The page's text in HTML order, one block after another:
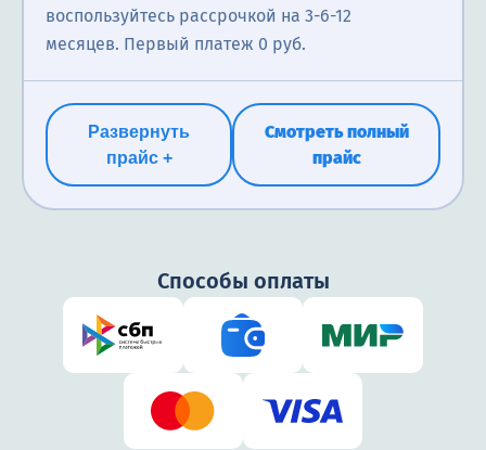
воспользуйтесь рассрочкой на 3-6-12
месяцев. Первый платеж 0 руб.
Развернуть
прайс +
Смотреть полный
прайс
Способы оплаты